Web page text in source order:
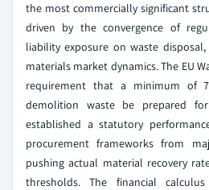
the most commercially significant
driven by the convergence of
liability exposure on waste
materials market dynamics. The EU
requirement that a minimum of
demolition waste be prepared
established a statutory
procurement frameworks from
pushing actual material recovery
thresholds. The financial